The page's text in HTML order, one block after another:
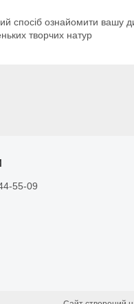
спосіб ознайомити вашу
творчих натур
55-09